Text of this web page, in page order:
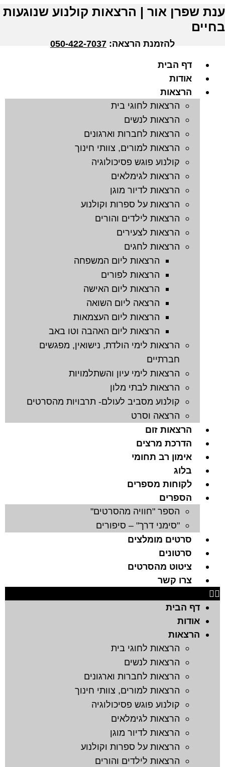
ענת שפרן אור | הרצאות קולנוע שנוגעות
בחיים
להזמנת הרצאה: 050-422-7037
דף הבית
אודות
הרצאות
הרצאות לחוגי בית
הרצאות לנשים
הרצאות לחברות וארגונים
הרצאות למורים, צוותי חינוך
קולנוע פוגש פסיכולוגיה
הרצאות לגימלאים
הרצאות לדיור מוגן
הרצאות על ספרות וקולנוע
הרצאות לילדים והורים
הרצאות לצעירים
הרצאות לחגים
הרצאות ליום המשפחה
הרצאות לפורים
הרצאות ליום האישה
הרצאה ליום השואה
הרצאות ליום העצמאות
הרצאות ליום האהבה וטו באב
הרצאות לימי הולדת, נישואין, מפגשים
חברתיים
הרצאות לימי עיון והשתלמויות
הרצאות לבתי מלון
קולנוע מסביב לעולם- תרבויות מהסרטים
הרצאה וסרט
הרצאות זום
הדרכת מרצים
אימון רב תחומי
בלוג
לקוחות מספרים
הספרים
הספר "חוויה מהסרטים"
"סימני דרך" – סיפורים
סרטים מומלצים
סרטונים
ציטוט מהסרטים
צרו קשר
דף הבית
אודות
הרצאות
הרצאות לחוגי בית
הרצאות לנשים
הרצאות לחברות וארגונים
הרצאות למורים, צוותי חינוך
קולנוע פוגש פסיכולוגיה
הרצאות לגימלאים
הרצאות לדיור מוגן
הרצאות על ספרות וקולנוע
הרצאות לילדים והורים